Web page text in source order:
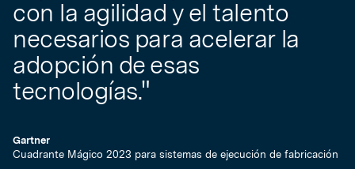
con la agilidad y el talento
necesarios para acelerar la
adopción de esas
tecnologías."
Gartner
Cuadrante Mágico 2023 para sistemas de ejecución de fabricación